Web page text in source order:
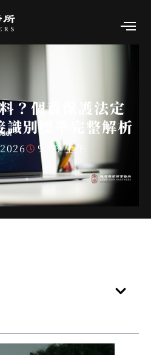
？個資保護法定
識別標準完整解析
9:03 上午